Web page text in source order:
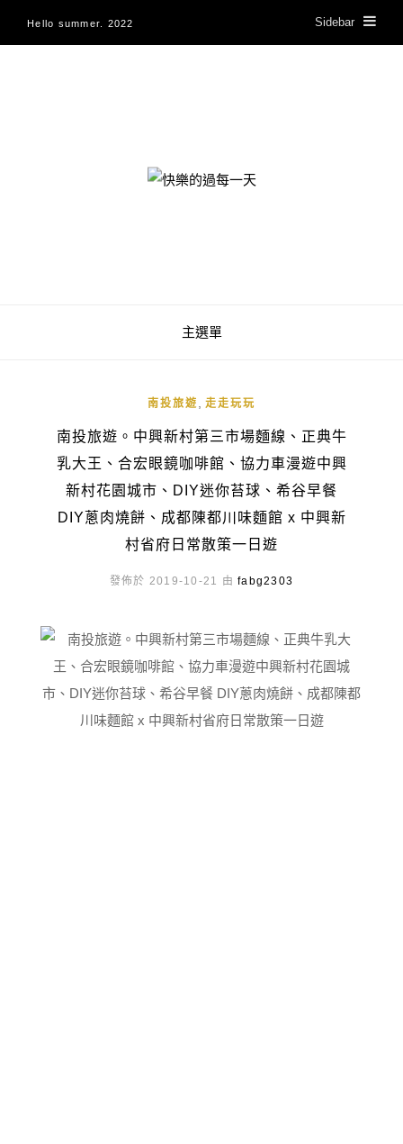
Hello summer. 2022 Sidebar
快樂的過每一天
主選單
南投旅遊 走走玩玩
南投旅遊。中興新村第三市場麵線、正典牛
乳大王、合宏眼鏡咖啡館、協力車漫遊中興
新村花園城市、DIY迷你苔球、希谷早餐
DIY蔥肉燒餅、成都陳都川味麵館 x 中興新
村省府日常散策一日遊
發佈於 2019-10-21 由fabg2303